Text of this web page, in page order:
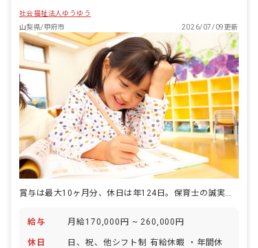
社会福祉法人ゆうゆう
山梨県/甲府市
2026/07/09更新
給与 月給170,000円 ~ 260,000円
休日
日、祝、他シフト制 有給休暇 ・年間休